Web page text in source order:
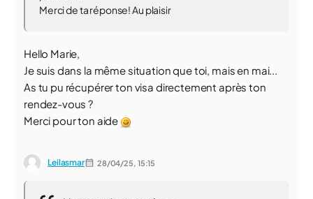
Merci de ta réponse! Au plaisir
Hello Marie,
Je suis dans la même situation que toi, mais en mai...
As tu pu récupérer ton visa directement après ton
rendez-vous ?
Merci pour ton aide
Leilasmar 28/04/25, 15:15